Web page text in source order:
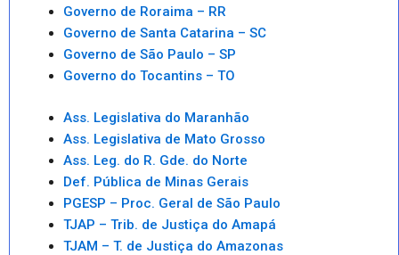
Governo de Roraima – RR
Governo de Santa Catarina – SC
Governo de São Paulo – SP
Governo do Tocantins – TO
Ass. Legislativa do Maranhão
Ass. Legislativa de Mato Grosso
Ass. Leg. do R. Gde. do Norte
Def. Pública de Minas Gerais
PGESP – Proc. Geral de São Paulo
TJAP – Trib. de Justiça do Amapá
TJAM – T. de Justiça do Amazonas